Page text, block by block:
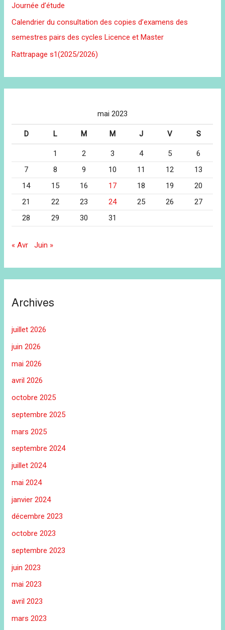
Journée d’étude
Calendrier du consultation des copies d’examens des
semestres pairs des cycles Licence et Master
Rattrapage s1(2025/2026)
mai 2023
D L M M J V S
1 2 3 4 5
6
7
8 9 10 11 12
13
14
15 16 17 18 19
20
21
22 23 24 25 26
27
28
29 30 31
« Avr Juin »
Archives
juillet 2026
juin 2026
mai 2026
avril 2026
octobre 2025
septembre 2025
mars 2025
septembre 2024
juillet 2024
mai 2024
janvier 2024
décembre 2023
octobre 2023
septembre 2023
juin 2023
mai 2023
avril 2023
mars 2023